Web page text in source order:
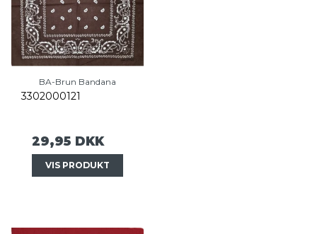
BA-Brun Bandana
3302000121
29,95 DKK
VIS PRODUKT